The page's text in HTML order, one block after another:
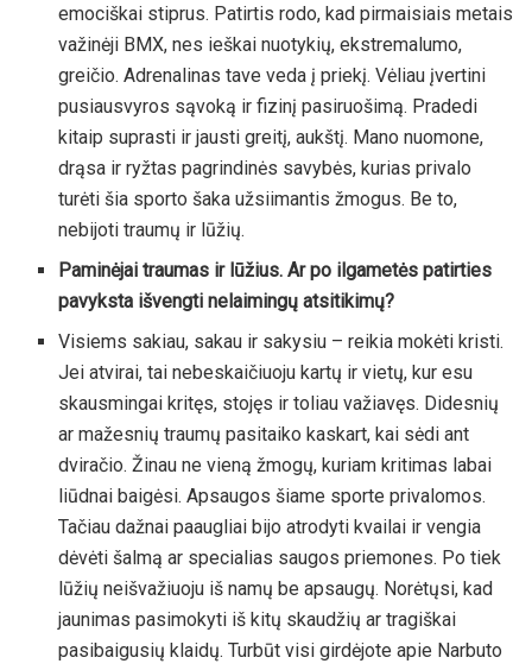
emociškai stiprus. Patirtis rodo, kad pirmaisiais metais
važinėji BMX, nes ieškai nuotykių, ekstremalumo,
greičio. Adrenalinas tave veda į priekį. Vėliau įvertini
pusiausvyros sąvoką ir fizinį pasiruošimą. Pradedi
kitaip suprasti ir jausti greitį, aukštį. Mano nuomone,
drąsa ir ryžtas pagrindinės savybės, kurias privalo
turėti šia sporto šaka užsiimantis žmogus. Be to,
nebijoti traumų ir lūžių.
Paminėjai traumas ir lūžius. Ar po ilgametės patirties
pavyksta išvengti nelaimingų atsitikimų?
Visiems sakiau, sakau ir sakysiu – reikia mokėti kristi.
Jei atvirai, tai nebeskaičiuoju kartų ir vietų, kur esu
skausmingai kritęs, stojęs ir toliau važiavęs. Didesnių
ar mažesnių traumų pasitaiko kaskart, kai sėdi ant
dviračio. Žinau ne vieną žmogų, kuriam kritimas labai
liūdnai baigėsi. Apsaugos šiame sporte privalomos.
Tačiau dažnai paaugliai bijo atrodyti kvailai ir vengia
dėvėti šalmą ar specialias saugos priemones. Po tiek
lūžių neišvažiuoju iš namų be apsaugų. Norėtųsi, kad
jaunimas pasimokyti iš kitų skaudžių ar tragiškai
pasibaigusių klaidų. Turbūt visi girdėjote apie Narbuto